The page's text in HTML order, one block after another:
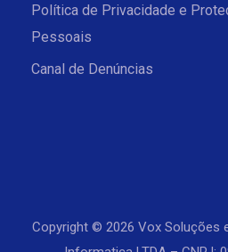
Política de Privacidade e
Pessoais
Canal de Denúncias
Copyright © 2026 Vox Soluções